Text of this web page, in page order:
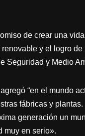
de crear una
renovable y el logro
Seguridad y Medio
“en el mundo
fábricas y
generación un
muy en serio».